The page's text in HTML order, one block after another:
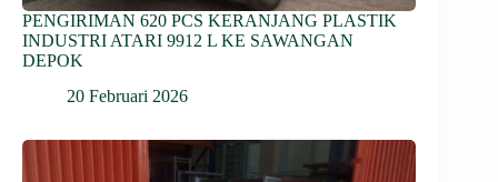
PENGIRIMAN 620 PCS KERANJANG PLASTIK
INDUSTRI ATARI 9912 L KE SAWANGAN
DEPOK
20 Februari 2026